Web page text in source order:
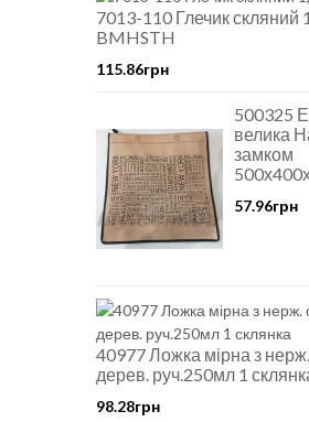
7013-110 Глечик скляний
BMHSTH
115.86грн
500325
велика
замком
57.96грн
40977 Ложка мірна з нерж.
дерев. руч.250мл 1
98.28грн